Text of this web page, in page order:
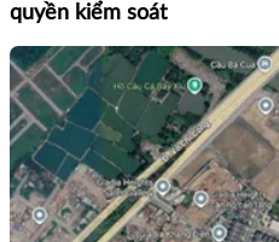
quyền kiểm soát